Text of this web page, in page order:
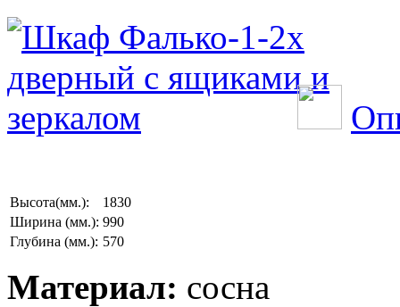
Высота(мм.):
1830
Ширина (мм.): 990
Глубина (мм.): 570
Материал: сосна